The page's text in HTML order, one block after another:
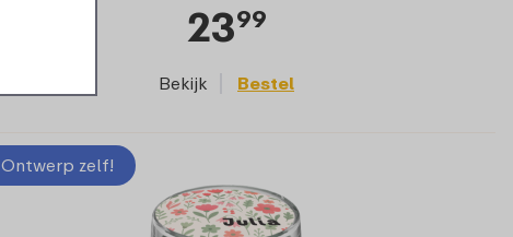
2399
Bekijk Bestel
Ontwerp zelf!